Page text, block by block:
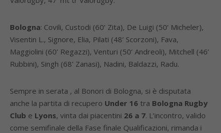
Bologna: Covili, Custodi (60’ Zita), De Luigi (50’ Micheler),
Visentin L., Signore, Elia, Pilati (48’ Scorzoni), Fava,
Maggiolini (60’ Regazzi), Venturi (50’ Andreoli), Mitchell (46’
Rubbini), Singh (68’ Zanasi), Nadini, Baldazzi, Radu.
Sempre in serata , al Bonori di Bologna, si è disputata
anche la partita di recupero Under 16 tra Bologna Rugby
Club e Lyons, vinta dai piacentini 26 a 7. L’incontro, valido
come semifinale della Fase finale Qualificazioni, rimanda i